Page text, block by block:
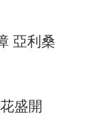
亞利桑
盛開